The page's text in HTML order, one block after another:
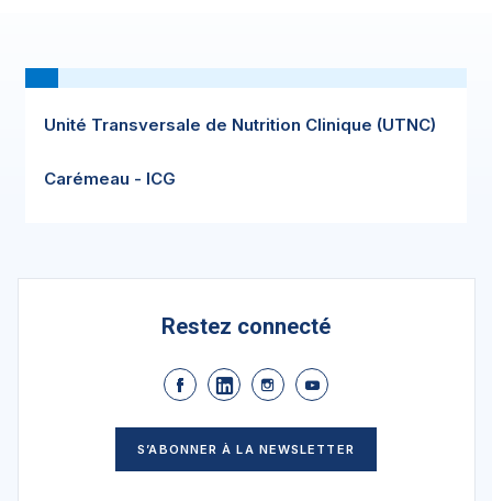
Unité Transversale de Nutrition Clinique (UTNC)
Carémeau - ICG
Restez connecté
S’ABONNER À LA NEWSLETTER